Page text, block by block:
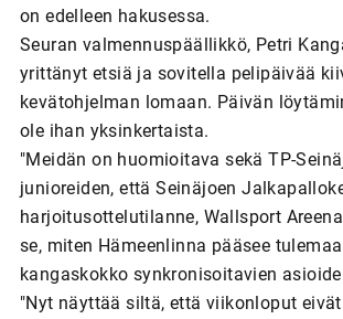
on edelleen hakusessa.
Seuran valmennuspäällikkö, Petri
yrittänyt etsiä ja sovitella pelipäivää
kevätohjelman lomaan. Päivän
ole ihan yksinkertaista.
"Meidän on huomioitava sekä TP-
junioreiden, että Seinäjoen
harjoitusottelutilanne, Wallsport
se, miten Hämeenlinna pääsee
kangaskokko synkronisoitavien
"Nyt näyttää siltä, että viikonloput